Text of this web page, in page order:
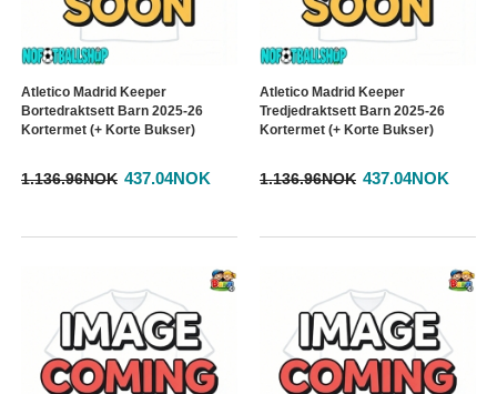
Atletico Madrid Keeper
Bortedraktsett Barn 2025-26
Kortermet (+ Korte Bukser)
1.136.96NOK 437.04NOK
Atletico Madrid Keeper
Tredjedraktsett Barn 2025-26
Kortermet (+ Korte Bukser)
1.136.96NOK 437.04NOK